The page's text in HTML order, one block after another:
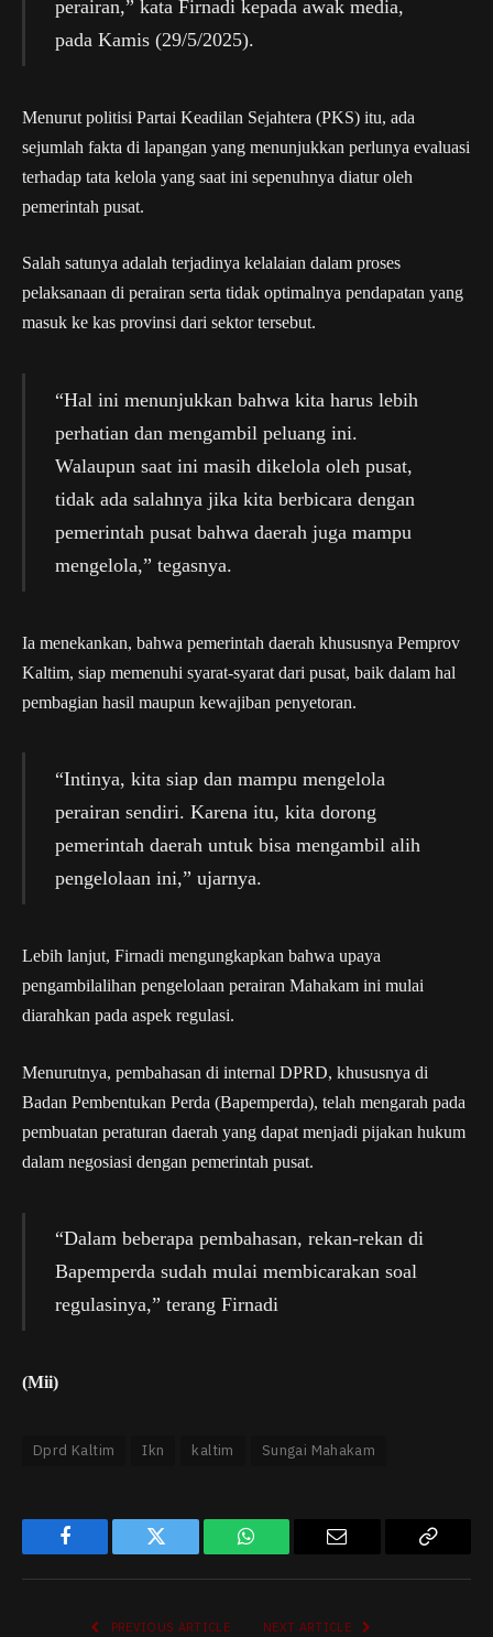
perairan,” kata Firnadi kepada awak media,
pada Kamis (29/5/2025).
Menurut politisi Partai Keadilan Sejahtera (PKS) itu, ada
sejumlah fakta di lapangan yang menunjukkan perlunya evaluasi
terhadap tata kelola yang saat ini sepenuhnya diatur oleh
pemerintah pusat.
Salah satunya adalah terjadinya kelalaian dalam proses
pelaksanaan di perairan serta tidak optimalnya pendapatan yang
masuk ke kas provinsi dari sektor tersebut.
“Hal ini menunjukkan bahwa kita harus lebih
perhatian dan mengambil peluang ini.
Walaupun saat ini masih dikelola oleh pusat,
tidak ada salahnya jika kita berbicara dengan
pemerintah pusat bahwa daerah juga mampu
mengelola,” tegasnya.
Ia menekankan, bahwa pemerintah daerah khususnya Pemprov
Kaltim, siap memenuhi syarat-syarat dari pusat, baik dalam hal
pembagian hasil maupun kewajiban penyetoran.
“Intinya, kita siap dan mampu mengelola
perairan sendiri. Karena itu, kita dorong
pemerintah daerah untuk bisa mengambil alih
pengelolaan ini,” ujarnya.
Lebih lanjut, Firnadi mengungkapkan bahwa upaya
pengambilalihan pengelolaan perairan Mahakam ini mulai
diarahkan pada aspek regulasi.
Menurutnya, pembahasan di internal DPRD, khususnya di
Badan Pembentukan Perda (Bapemperda), telah mengarah pada
pembuatan peraturan daerah yang dapat menjadi pijakan hukum
dalam negosiasi dengan pemerintah pusat.
“Dalam beberapa pembahasan, rekan-rekan di
Bapemperda sudah mulai membicarakan soal
regulasinya,” terang Firnadi
(Mii)
Dprd Kaltim Ikn kaltim Sungai Mahakam
Facebook Twitter WhatsApp
PREVIOUS ARTICLE NEXT ARTICLE